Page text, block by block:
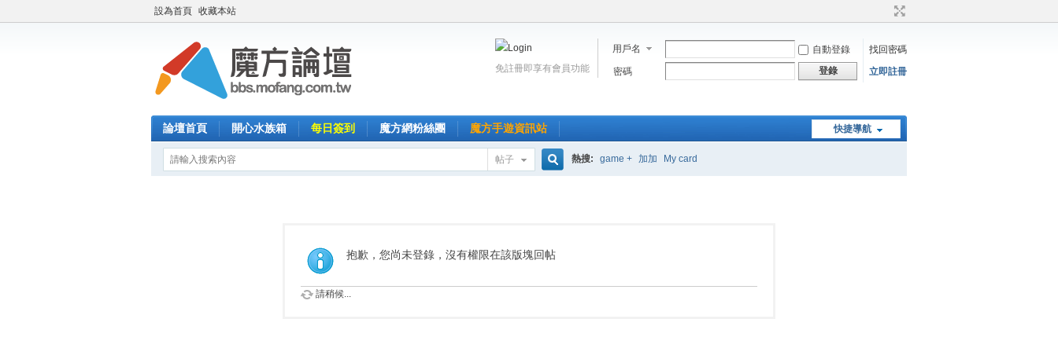
設為首頁 收藏本站
用戶名 自動登錄
找回密碼
密碼
登錄 立即註冊
免註冊即享有會員功能
快捷導航
論壇首頁 開心水族箱 每日簽到 魔方網粉絲團 魔方手遊資訊站
帖子
索
熱搜: game + 加加 My card
抱歉，您尚未登錄，沒有權限在該版塊回帖
請稍候...